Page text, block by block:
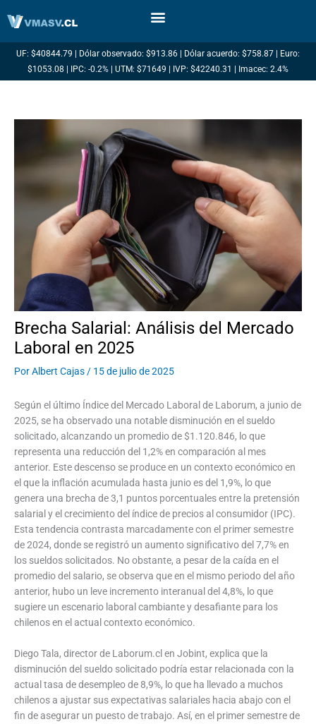
UF: $40844.79 | Dólar observado: $913.86 | Dólar acuerdo: $758.87 | Euro:
$1053.08 | IPC: -0.2% | UTM: $71649 | IVP: $42240.31 | Imacec: 2.4%
Brecha Salarial: Análisis del Mercado
Laboral en 2025
PorAlbert Cajas / 15 de julio de 2025
Según el último Índice del Mercado Laboral de Laborum, a junio de
2025, se ha observado una notable disminución en el sueldo
solicitado, alcanzando un promedio de $1.120.846, lo que
representa una reducción del 1,2% en comparación al mes
anterior. Este descenso se produce en un contexto económico en
el que la inflación acumulada hasta junio es del 1,9%, lo que
genera una brecha de 3,1 puntos porcentuales entre la pretensión
salarial y el crecimiento del índice de precios al consumidor (IPC).
Esta tendencia contrasta marcadamente con el primer semestre
de 2024, donde se registró un aumento significativo del 7,7% en
los sueldos solicitados. No obstante, a pesar de la caída en el
promedio del salario, se observa que en el mismo periodo del año
anterior, hubo un leve incremento interanual del 4,8%, lo que
sugiere un escenario laboral cambiante y desafiante para los
chilenos en el actual contexto económico.
Diego Tala, director de Laborum.cl en Jobint, explica que la
disminución del sueldo solicitado podría estar relacionada con la
actual tasa de desempleo de 8,9%, lo que ha llevado a muchos
chilenos a ajustar sus expectativas salariales hacia abajo con el
fin de asegurar un puesto de trabajo. Así, en el primer semestre de